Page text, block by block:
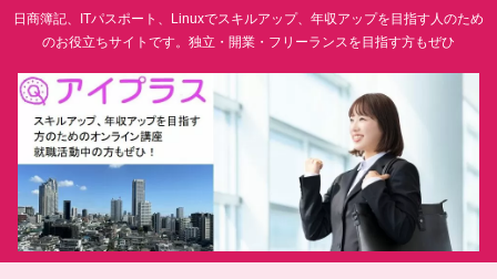
日商簿記、ITパスポート、Linuxでスキルアップ、年収アップを目指す人のため
のお役立ちサイトです。独立・開業・フリーランスを目指す方もぜひ